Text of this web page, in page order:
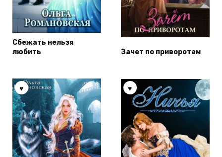
Сбежать нельзя
любить
Зачет по приворотам